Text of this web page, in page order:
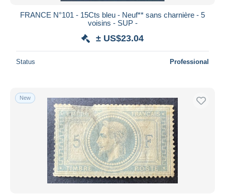
FRANCE N°101 - 15Cts bleu - Neuf** sans charnière - 5
voisins - SUP -
± US$23.04
Status Professional
New